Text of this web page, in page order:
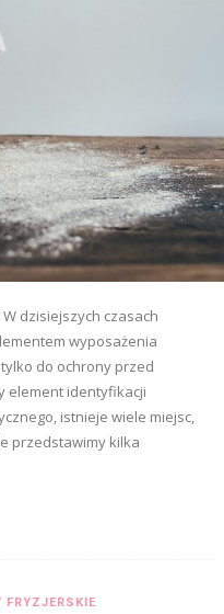
dzisiejszych czasach
wyposażenia
do ochrony przed
element identyfikacji
istnieje wiele miejsc,
przedstawimy kilka
FRYZJERSKIE